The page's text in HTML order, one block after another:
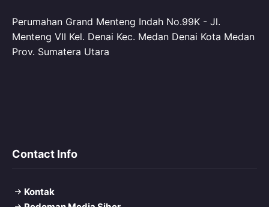
Perumahan Grand Menteng Indah No.99K - Jl.
Menteng VII Kel. Denai Kec. Medan Denai Kota Medan
Prov. Sumatera Utara
Contact Info
Kontak